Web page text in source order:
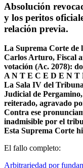
Absolución
y los peritos
relación previa.
La Suprema Corte de
Carlos Arturo, Fiscal
votación (Ac. 2078):
A N T E C E D E N T
La Sala IV del
Judicial de
reiterado, agravado
Contra ese
inadmisible por el
Esta Suprema Corte
El fallo completo:
Arbitrariedad por